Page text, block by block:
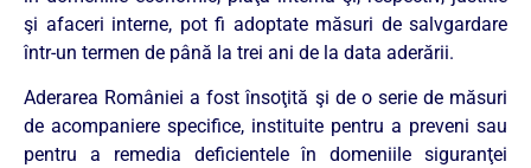
şi afaceri interne, pot fi adoptate măsuri de salvgardare
într-un termen de până la trei ani de la data aderării.
Aderarea României a fost însoţită şi de o serie de măsuri
de acompaniere specifice, instituite pentru a preveni sau
pentru a remedia deficientele în domeniile siguranţei